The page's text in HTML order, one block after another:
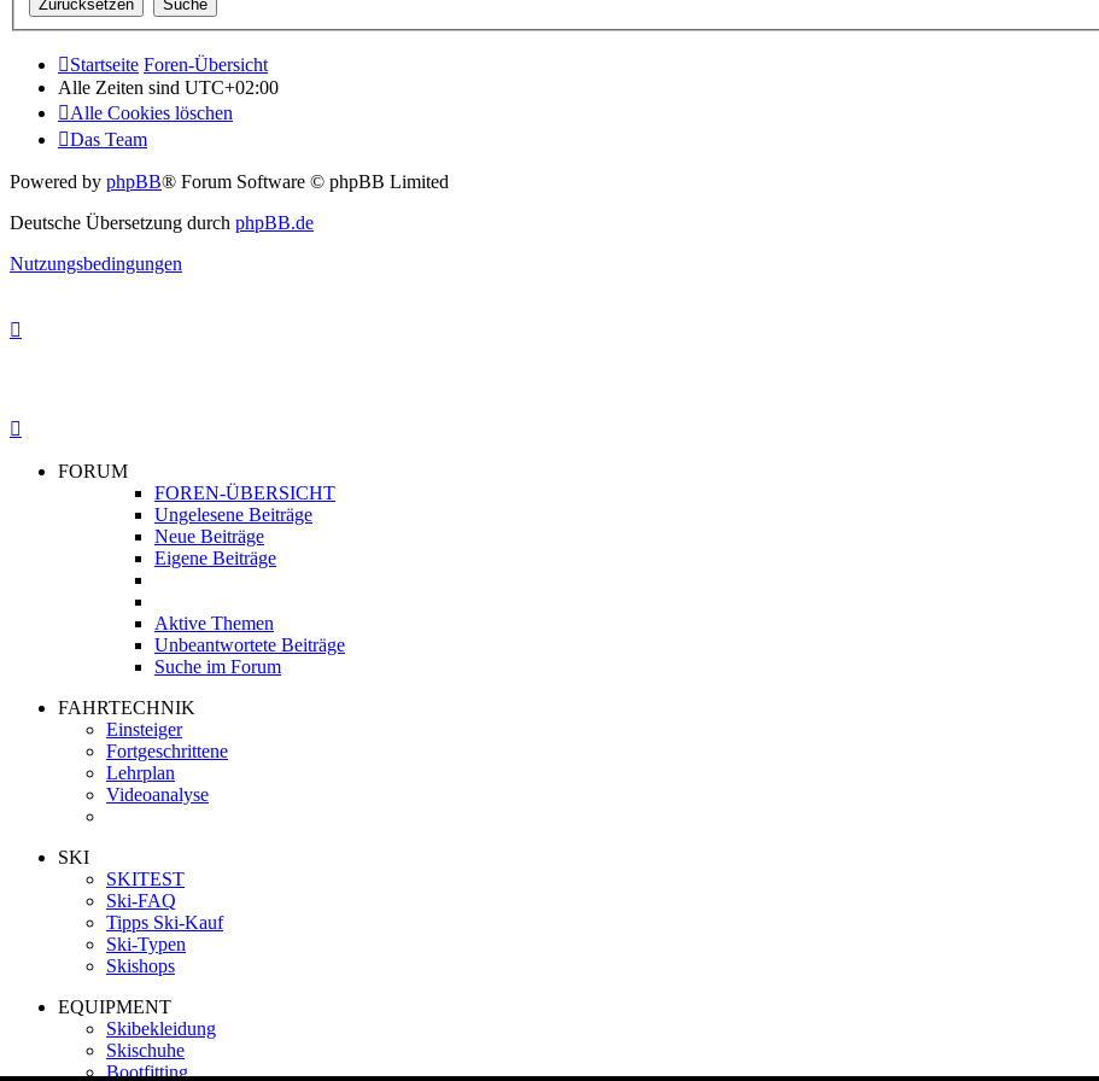
Startseite Foren-Übersicht
Alle Zeiten sind UTC+02:00
Alle Cookies löschen
Das Team
Powered by phpBB® Forum Software © phpBB Limited
Deutsche Übersetzung durch phpBB.de
Nutzungsbedingungen
FORUM
FOREN-ÜBERSICHT
Ungelesene Beiträge
Neue Beiträge
Eigene Beiträge
Aktive Themen
Unbeantwortete Beiträge
Suche im Forum
FAHRTECHNIK
Einsteiger
Fortgeschrittene
Lehrplan
Videoanalyse
SKI
SKITEST
Ski-FAQ
Tipps Ski-Kauf
Ski-Typen
Skishops
EQUIPMENT
Skibekleidung
Skischuhe
Bootfitting